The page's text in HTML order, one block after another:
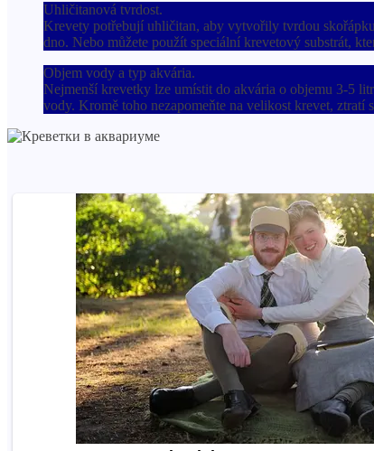
Uhličitanová tvrdost.
Krevety potřebují uhličitan, aby vytvořily tvrdou
dno. Nebo můžete použít speciální krevetový substrát,
Objem vody a typ akvária.
Nejmenší krevetky lze umístit do akvária o objemu 3-5
vody. Kromě toho nezapomeňte na velikost krevet,